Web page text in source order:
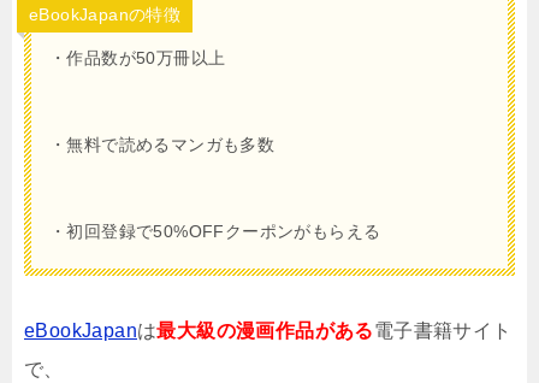
eBookJapanの特徴
・作品数が50万冊以上
・無料で読めるマンガも多数
・初回登録で50%OFFクーポンがもらえる
eBookJapanは最大級の漫画作品がある電子書籍サイト
で、